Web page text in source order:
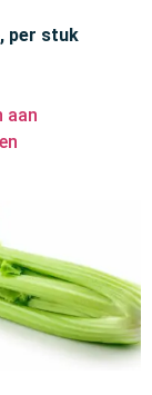
per stuk
aan